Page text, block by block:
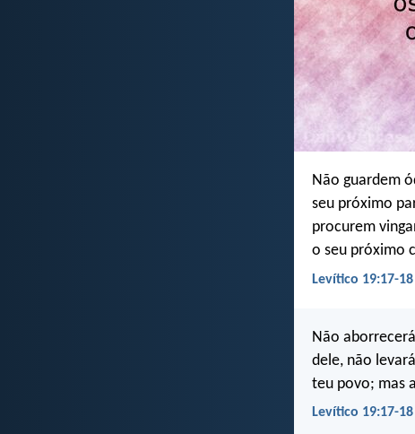
Não guardem
seu próximo
procurem
o seu próximo
Levítico 19:17-18
Não
dele, não
teu povo; mas
Levítico 19:17-